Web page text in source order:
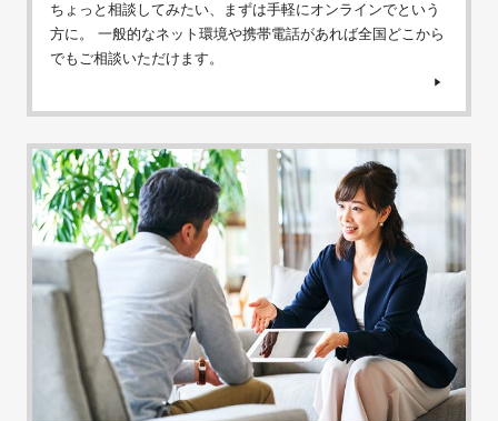
ちょっと相談してみたい、まずは手軽にオンラインでという
方に。 一般的なネット環境や携帯電話があれば全国どこから
でもご相談いただけます。